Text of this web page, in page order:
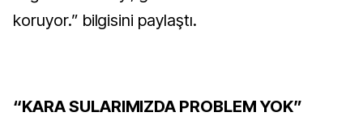
koruyor.” bilgisini paylaştı.
“KARA SULARIMIZDA PROBLEM YOK”